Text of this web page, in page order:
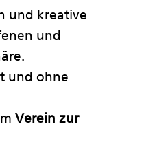
und kreative
und
und ohne
Verein zur